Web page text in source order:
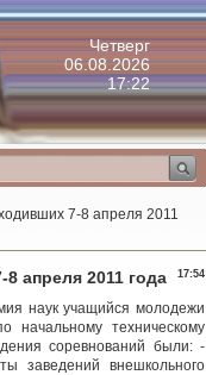
Четверг
06.08.2026
17:22
7-8 апреля 2011
17:54
апреля 2011 года
наук учащийся молодежи
начальному техническому
соревнований были: -
заведений внешкольного